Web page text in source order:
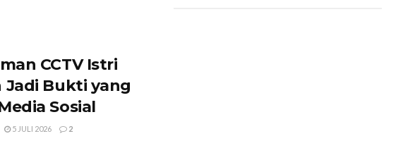
CCTV Istri
Jadi Bukti yang
Sosial
5 JULI 2026 2